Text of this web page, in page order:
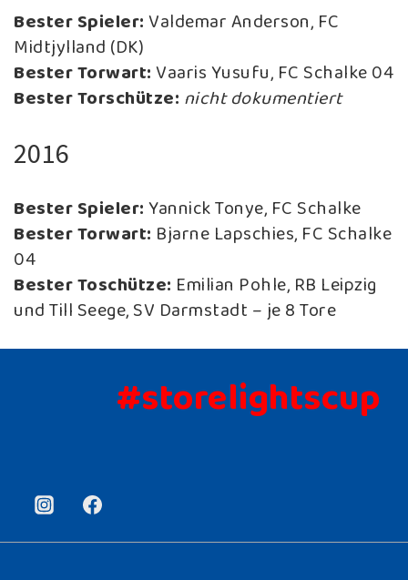
Bester Spieler:Valdemar Anderson, FC
Midtjylland (DK)
Bester Torwart:Vaaris Yusufu, FC Schalke 04
Bester Torschütze: nicht dokumentiert
2016
Bester Spieler:Yannick Tonye, FC Schalke
Bester Torwart: Bjarne Lapschies, FC Schalke
04
Bester Toschütze: Emilian Pohle, RB Leipzig
und Till Seege, SV Darmstadt – je 8 Tore
#storelightscup